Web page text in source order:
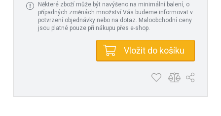
Některé zboží může být navýšeno na minimální balení, o
případných změnách množství Vás budeme informovat v
potvrzení objednávky nebo na dotaz. Maloobchodní ceny
jsou platné pouze při nákupu přes e-shop.
Vložit do košíku